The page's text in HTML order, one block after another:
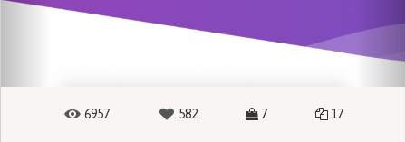
6957 582 7 17